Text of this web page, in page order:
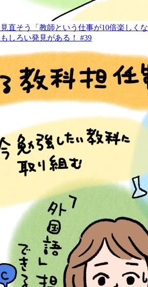
直そう「教師という仕事が10倍楽しくな
しろい発見がある！ #39